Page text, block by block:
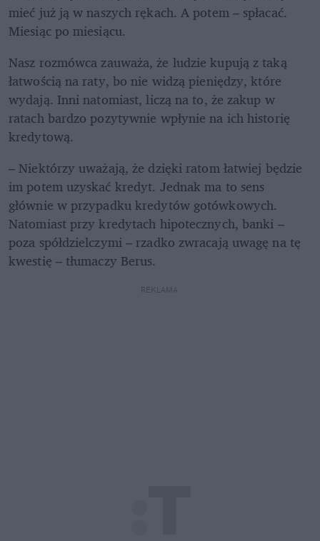
mieć już ją w naszych rękach. A potem – spłacać.
Miesiąc po miesiącu.
Nasz rozmówca zauważa, że ludzie kupują z taką
łatwością na raty, bo nie widzą pieniędzy, które
wydają. Inni natomiast, liczą na to, że zakup w
ratach bardzo pozytywnie wpłynie na ich historię
kredytową.
– Niektórzy uważają, że dzięki ratom łatwiej będzie
im potem uzyskać kredyt. Jednak ma to sens
głównie w przypadku kredytów gotówkowych.
Natomiast przy kredytach hipotecznych, banki –
poza spółdzielczymi – rzadko zwracają uwagę na tę
kwestię – tłumaczy Berus.
REKLAMA